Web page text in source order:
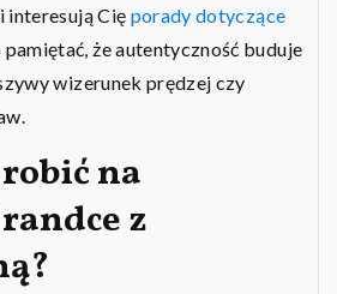
interesują Cię porady dotyczące
pamiętać, że autentyczność buduje
wizerunek prędzej czy
na
z